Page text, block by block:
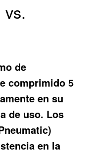
vs.
de
comprimido 5
en su
de uso. Los
en la